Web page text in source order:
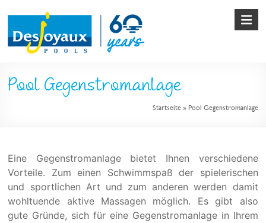
content
&
Desjoyaux
Pool Gegenstromanlage
Startseite»Pool Gegenstromanlage
Eine Gegenstromanlage bietet Ihnen verschiedene
Vorteile. Zum einen Schwimmspaß der spielerischen
und sportlichen Art und zum anderen werden damit
wohltuende aktive Massagen möglich. Es gibt also
gute Gründe, sich für eine Gegenstromanlage in Ihrem